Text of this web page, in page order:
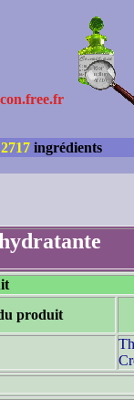
2717 ingrédients
produit